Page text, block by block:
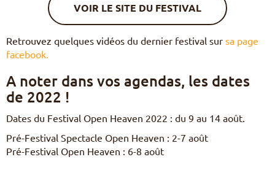
VOIR LE SITE DU FESTIVAL
Retrouvez quelques vidéos du dernier festival sur sa page
facebook.
A noter dans vos agendas, les dates
de 2022 !
Dates du Festival Open Heaven 2022 : du 9 au 14 août.
Pré-Festival Spectacle Open Heaven : 2-7 août
Pré-Festival Open Heaven : 6-8 août